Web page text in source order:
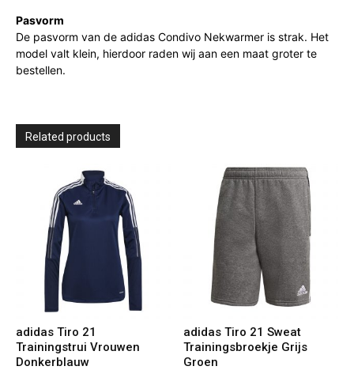
Pasvorm
De pasvorm van de adidas Condivo Nekwarmer is strak. Het
model valt klein, hierdoor raden wij aan een maat groter te
bestellen.
Related products
adidas Tiro 21
Trainingstrui Vrouwen
Donkerblauw
adidas Tiro 21 Sweat
Trainingsbroekje Grijs
Groen